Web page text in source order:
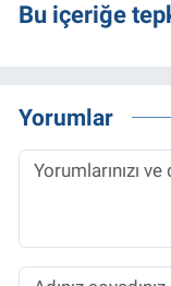
Bu içeriğe
Yorumlar